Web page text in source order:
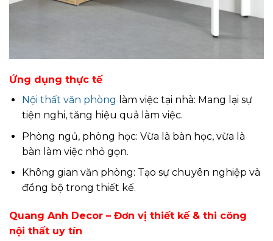
Ứng dụng thực tế
Nội thất văn phòng làm việc tại nhà: Mang lại sự
tiện nghi, tăng hiệu quả làm việc.
Phòng ngủ, phòng học: Vừa là bàn học, vừa là
bàn làm việc nhỏ gọn.
Không gian văn phòng: Tạo sự chuyên nghiệp và
đồng bộ trong thiết kế.
Quang Anh Decor – Đơn vị thiết kế & thi công
nội thất uy tín